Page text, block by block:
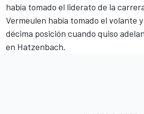
había tomado el liderato de la
Vermeulen había tomado el volante
décima posición cuando quiso
en Hatzenbach.